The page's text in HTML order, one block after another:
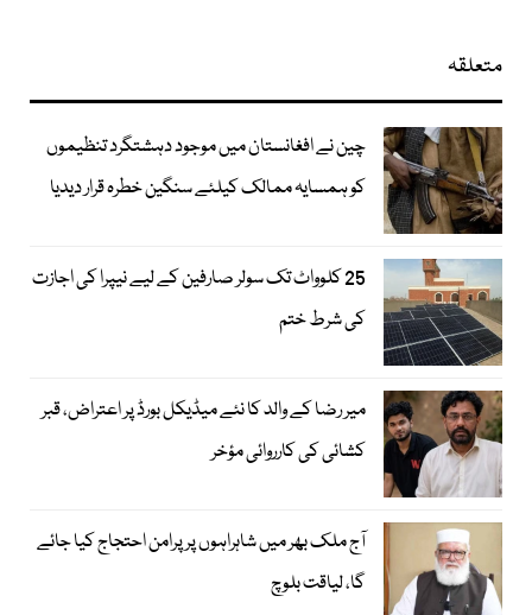
متعلقہ
چین نے افغانستان میں موجود دہشتگرد تنظیموں
کو ہمسایہ ممالک کیلئے سنگین خطرہ قرار دیدیا
25 کلوواٹ تک سولر صارفین کے لیے نیپرا کی اجازت
کی شرط ختم
میر رضا کے والد کا نئے میڈیکل بورڈ پر اعتراض، قبر
کشائی کی کارروائی مؤخر
آج ملک بھر میں شاہراہوں پر پرامن احتجاج کیا جائے
گا، لیاقت بلوچ